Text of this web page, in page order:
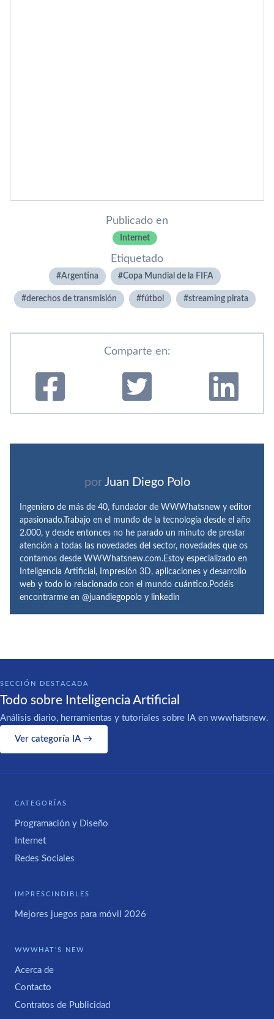
Publicado en
Internet
Etiquetado
Argentina Copa Mundial de la FIFA
derechos de transmisión fútbol streaming pirata
Comparte en:
por Juan Diego Polo
Ingeniero de más de 40, fundador de WWWhatsnew y editor
apasionado.Trabajo en el mundo de la tecnología desde el año
2.000, y desde entonces no he parado un minuto de prestar
atención a todas las novedades del sector, novedades que os
contamos desde WWWhatsnew.com.Estoy especializado en
Inteligencia Artificial, Impresión 3D, aplicaciones y desarrollo
web y todo lo relacionado con el mundo cuántico.Podéis
encontrarme en @juandiegopolo y linkedin
SECCIÓN DESTACADA
Todo sobre Inteligencia Artificial
Análisis diario, herramientas y tutoriales sobre IA en wwwhatsnew.
Ver categoría IA →
CATEGORÍAS
Programación y Diseño
Internet
Redes Sociales
IMPRESCINDIBLES
Mejores juegos para móvil 2026
WWWHAT'S NEW
Acerca de
Contacto
Contratos de Publicidad